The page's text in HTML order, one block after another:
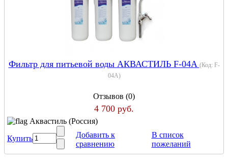
Фильтр для питьевой воды АКВАСТИЛЬ F-04A (Код: F-
04A)
Отзывов (0)
4 700 руб.
Аквастиль (Россия)
Купить
Добавить к
сравнению
В список
пожеланий